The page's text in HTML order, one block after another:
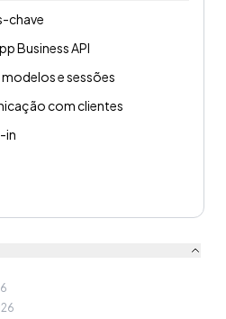
chave
Business API
e sessões
com clientes
in